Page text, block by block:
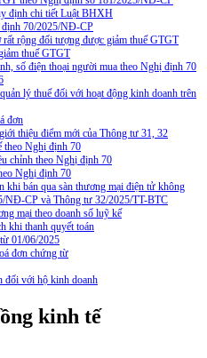
định chi tiết Luật BHXH
định 70/2025/NĐ-CP
rộng đối tượng được giảm thuế GTGT
thuế GTGT
số điện thoại người mua theo Nghị định 70
lý thuế đối với hoạt động kinh doanh trên
đơn
thiệu điểm mới của Thông tư 31, 32
theo Nghị định 70
chỉnh theo Nghị định 70
Nghị định 70
khi bán qua sàn thương mại điện tử không
NĐ-CP và Thông tư 32/2025/TT-BTC
mại theo doanh số luỹ kế
khi thanh quyết toán
01/06/2025
đơn chứng từ
đối với hộ kinh doanh
kinh tế